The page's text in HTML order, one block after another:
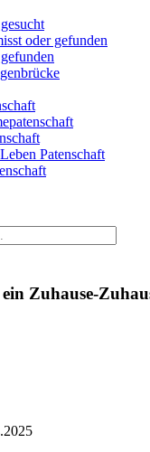
oder gefunden
Patenschaft
Zuhause-